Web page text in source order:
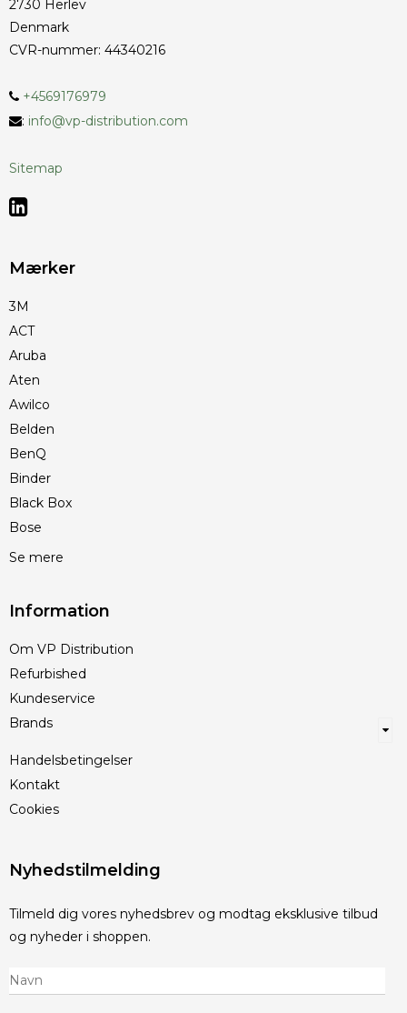
2730 Herlev
Denmark
CVR-nummer: 44340216
+4569176979
: info@vp-distribution.com
Sitemap
Mærker
3M
ACT
Aruba
Aten
Awilco
Belden
BenQ
Binder
Black Box
Bose
Se mere
Information
Om VP Distribution
Refurbished
Kundeservice
Brands
Handelsbetingelser
Kontakt
Cookies
Nyhedstilmelding
Tilmeld dig vores nyhedsbrev og modtag eksklusive tilbud
og nyheder i shoppen.